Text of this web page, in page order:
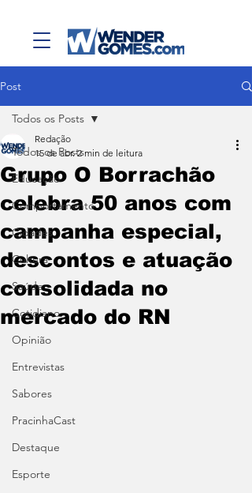
Post
Todos os Posts
Educação
Comportamento
Cidades
Cultura
Saúde
Cotidiano
Opinião
Entrevistas
Sabores
PracinhaCast
Destaque
Esporte
Todos os Posts
Grupo O Borrachão
celebra 50 anos com
campanha especial,
descontos e atuação
consolidada no
mercado do RN
Redação
15 de abr. 2 min de leitura